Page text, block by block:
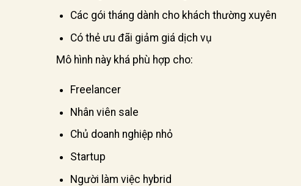
Các gói tháng dành cho khách thường xuyên
Có thẻ ưu đãi giảm giá dịch vụ
Mô hình này khá phù hợp cho:
Freelancer
Nhân viên sale
Chủ doanh nghiệp nhỏ
Startup
Người làm việc hybrid